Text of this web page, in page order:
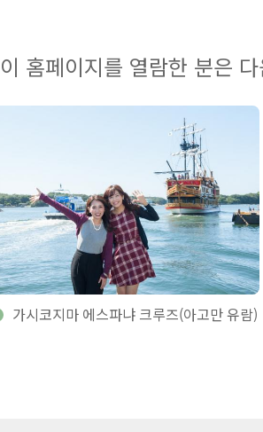
이 홈페이지를 열람한 분은
가시코지마 에스파냐 크루즈(아고만 유람)